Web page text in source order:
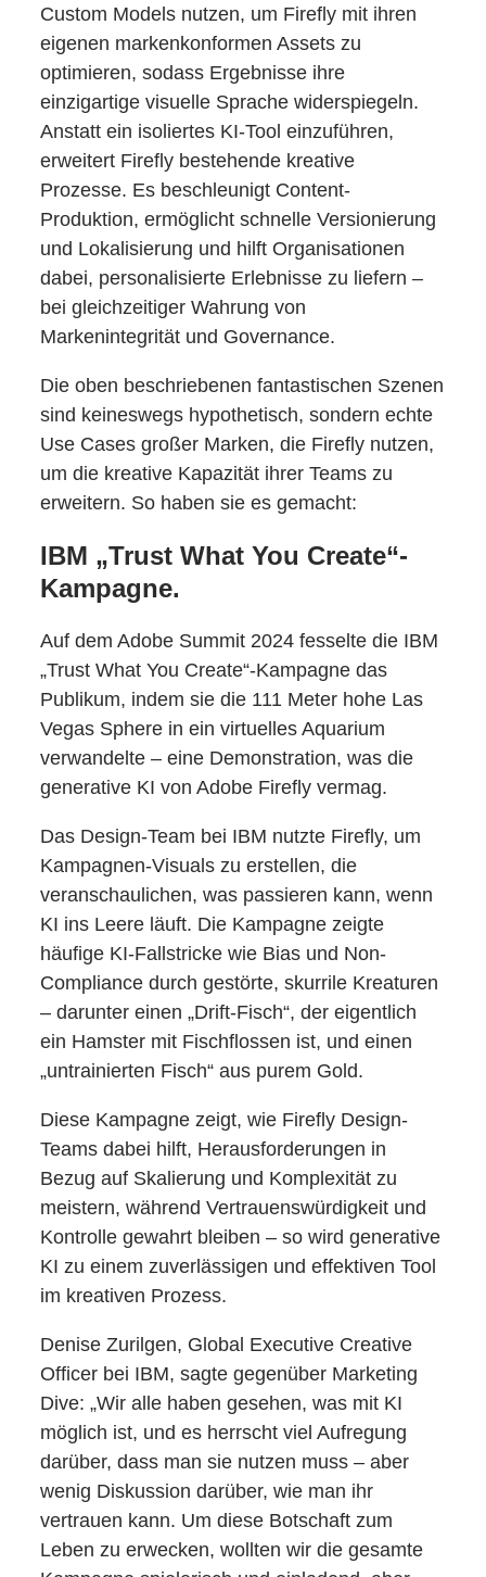
Custom Models nutzen, um Firefly mit ihren
eigenen markenkonformen Assets zu
optimieren, sodass Ergebnisse ihre
einzigartige visuelle Sprache widerspiegeln.
Anstatt ein isoliertes KI-Tool einzuführen,
erweitert Firefly bestehende kreative
Prozesse. Es beschleunigt Content-
Produktion, ermöglicht schnelle Versionierung
und Lokalisierung und hilft Organisationen
dabei, personalisierte Erlebnisse zu liefern –
bei gleichzeitiger Wahrung von
Markenintegrität und Governance.
Die oben beschriebenen fantastischen Szenen
sind keineswegs hypothetisch, sondern echte
Use Cases großer Marken, die Firefly nutzen,
um die kreative Kapazität ihrer Teams zu
erweitern. So haben sie es gemacht:
IBM „Trust What You Create“-
Kampagne.
Auf dem Adobe Summit 2024 fesselte die IBM
„Trust What You Create“-Kampagne das
Publikum, indem sie die 111 Meter hohe Las
Vegas Sphere in ein virtuelles Aquarium
verwandelte – eine Demonstration, was die
generative KI von Adobe Firefly vermag.
Das Design-Team bei IBM nutzte Firefly, um
Kampagnen-Visuals zu erstellen, die
veranschaulichen, was passieren kann, wenn
KI ins Leere läuft. Die Kampagne zeigte
häufige KI-Fallstricke wie Bias und Non-
Compliance durch gestörte, skurrile Kreaturen
– darunter einen „Drift-Fisch“, der eigentlich
ein Hamster mit Fischflossen ist, und einen
„untrainierten Fisch“ aus purem Gold.
Diese Kampagne zeigt, wie Firefly Design-
Teams dabei hilft, Herausforderungen in
Bezug auf Skalierung und Komplexität zu
meistern, während Vertrauenswürdigkeit und
Kontrolle gewahrt bleiben – so wird generative
KI zu einem zuverlässigen und effektiven Tool
im kreativen Prozess.
Denise Zurilgen, Global Executive Creative
Officer bei IBM, sagte gegenüber Marketing
Dive: „Wir alle haben gesehen, was mit KI
möglich ist, und es herrscht viel Aufregung
darüber, dass man sie nutzen muss – aber
wenig Diskussion darüber, wie man ihr
vertrauen kann. Um diese Botschaft zum
Leben zu erwecken, wollten wir die gesamte